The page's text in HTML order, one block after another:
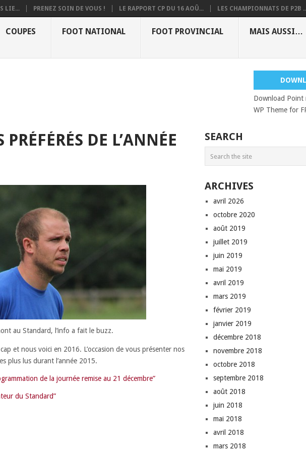
LIE... PRENEZ SOIN DE VOUS ! LE RAPPORT CP DU 16 AOÛ... LES CHAMPIONNATS DE P2B
COUPES FOOT NATIONAL FOOT PROVINCIAL MAIS AUSSI…
Download Point
WP Theme for
DE L’ANNÉE
au Standard, l’info a fait le buzz.
et nous voici en 2016. L’occasion de vous présenter nos
plus lus durant l’année 2015.
de la journée remise au 21 décembre”
du Standard”
SEARCH
ARCHIVES
avril 2026
octobre 2020
août 2019
juillet 2019
juin 2019
mai 2019
avril 2019
mars 2019
février 2019
janvier 2019
décembre 2018
novembre 2018
octobre 2018
septembre 2018
août 2018
juin 2018
mai 2018
avril 2018
mars 2018